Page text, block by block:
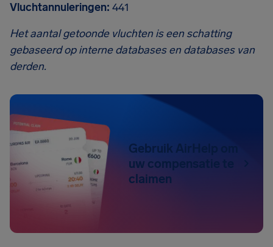
Vluchtannuleringen: 441
Het aantal getoonde vluchten is een schatting
gebaseerd op interne databases en databases van
derden.
Gebruik AirHelp om
uw compensatie te
claimen